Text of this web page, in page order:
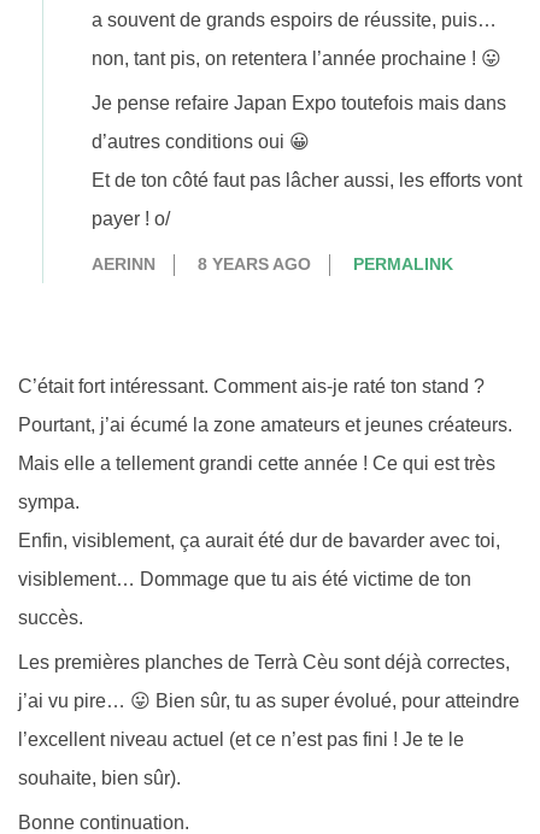
a souvent de grands espoirs de réussite, puis…
non, tant pis, on retentera l’année prochaine ! 😛
Je pense refaire Japan Expo toutefois mais dans
d’autres conditions oui 😀
Et de ton côté faut pas lâcher aussi, les efforts vont
payer ! o/
AERINN 8 YEARS AGO PERMALINK
C’était fort intéressant. Comment ais-je raté ton stand ?
Pourtant, j’ai écumé la zone amateurs et jeunes créateurs.
Mais elle a tellement grandi cette année ! Ce qui est très
sympa.
Enfin, visiblement, ça aurait été dur de bavarder avec toi,
visiblement… Dommage que tu ais été victime de ton
succès.
Les premières planches de Terrà Cèu sont déjà correctes,
j’ai vu pire… 😛 Bien sûr, tu as super évolué, pour atteindre
l’excellent niveau actuel (et ce n’est pas fini ! Je te le
souhaite, bien sûr).
Bonne continuation.